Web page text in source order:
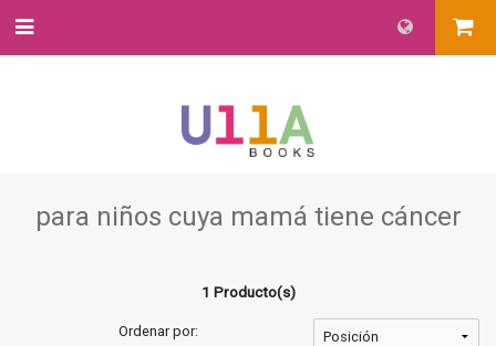
para niños cuya mamá tiene cáncer
1 Producto(s)
Ordenar por: